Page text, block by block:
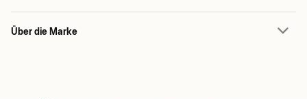
Über die Marke